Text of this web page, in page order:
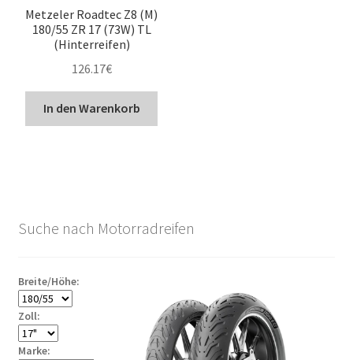
Metzeler Roadtec Z8 (M)
180/55 ZR 17 (73W) TL
(Hinterreifen)
126.17€
In den Warenkorb
Suche nach Motorradreifen
Breite/Höhe:
Zoll:
Marke: